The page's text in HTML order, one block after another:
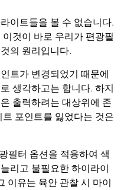
이트들을 볼 수 없습니다.
것이 바로 우리가 편광필
의 원리입니다.
트가 변경되었기 때문에
생각하고는 합니다. 하지
출력하려는 대상위에 존
포인트를 잃었다는 것은
필터 옵션을 적용하여 색
늘리고 불필요한 하이라이
이유는 육안 관찰 시 마이